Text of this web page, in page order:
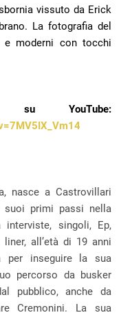
vissuto da Erick
La fotografia del
e moderni con tocchi
su YouTube:
nasce a Castrovillari
primi passi nella
singoli, Ep,
all’età di 19 anni
per inseguire la sua
percorso da busker
pubblico, anche da
Cremonini. La sua